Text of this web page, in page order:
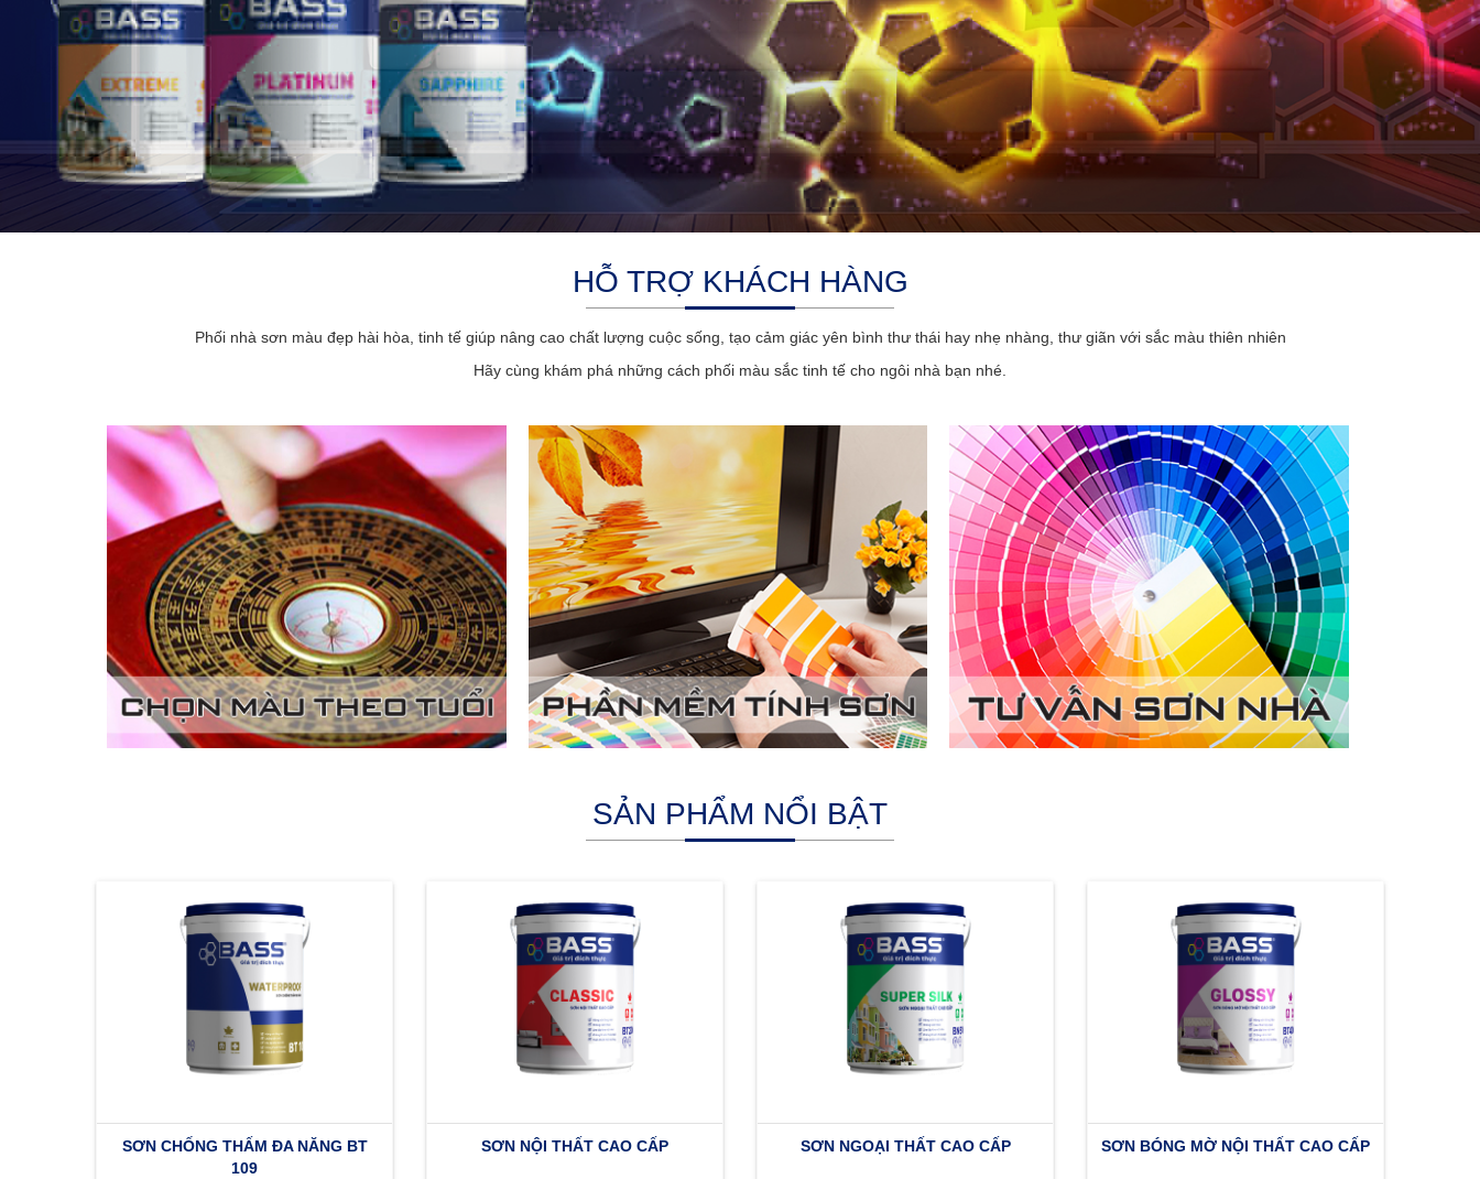
HỖ TRỢ KHÁCH HÀNG
Phối nhà sơn màu đẹp hài hòa, tinh tế giúp nâng cao chất lượng cuộc sống, tạo cảm giác yên bình thư thái hay nhẹ nhàng, thư giãn với sắc màu thiên nhiên
Hãy cùng khám phá những cách phối màu sắc tinh tế cho ngôi nhà bạn nhé.
SẢN PHẨM NỔI BẬT
SƠN CHỐNG THẤM ĐA NĂNG BT
109
SƠN NỘI THẤT CAO CẤP SƠN NGOẠI THẤT CAO CẤP SƠN BÓNG MỜ NỘI THẤT CAO CẤP